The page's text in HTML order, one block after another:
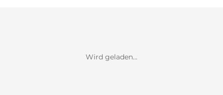
Wird geladen...